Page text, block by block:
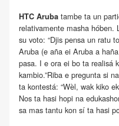
HTC Aruba tambe ta un
relativamente masha hóben.
su voto: “Djis pensa un ratu
Aruba (e aña ei Aruba a
pasa. I e ora ei bo ta realisá
kambio.”Riba e pregunta si
ta kontestá: “Wèl, wak kiko
Nos ta hasi hopi na
sa mas tantu kon sí ta hasi